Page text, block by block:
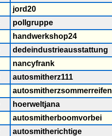
jord20
pollgruppe
handwerkshop24
dedeindustrieausstattung
nancyfrank
autosmitherz111
autosmitherzsommerreifen
hoerweltjana
autosmitherboomvorbei
autosmitherichtige